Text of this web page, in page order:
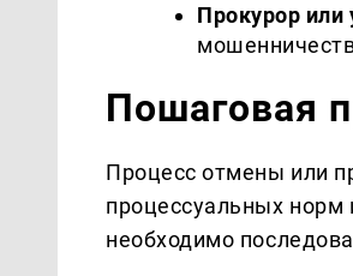
Прокурор
Пошаговая
Процесс отмены или
процессуальных норм
необходимо